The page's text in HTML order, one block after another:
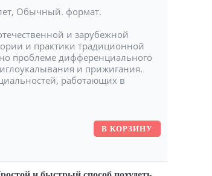
Обычный. формат.
и зарубежной
и практики традиционной
проблеме дифференциального
и прижигания.
работающих в